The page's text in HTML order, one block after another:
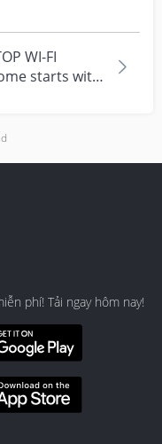
WI-FI
starts with
phí! Tải ngay hôm nay!